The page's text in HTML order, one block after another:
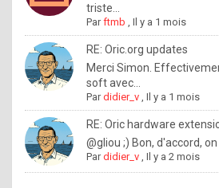
n
o
w
h
o
w
o
triste...
Parftmb ,Il y a 1 mois
RE: Oric.org updates
Merci Simon.
soft avec...
Pardidier_v ,Il y a 1 mois
RE: Oric hardware
@gliou ;) Bon, d'accord, on
Pardidier_v ,Il y a 2 mois